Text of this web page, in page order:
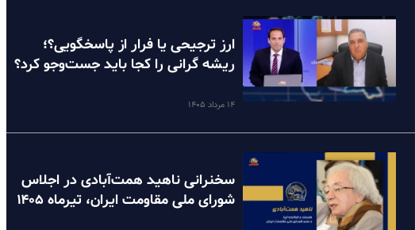
ارز ترجیحی یا فرار از پاسخگویی؟؛
ریشه گرانی را کجا باید جست‌وجو کرد؟
۱۴ مرداد ۱۴۰۵
سخنرانی ناهید همت‌آبادی در اجلاس
شورای ملی مقاومت ایران، تیرماه ۱۴۰۵